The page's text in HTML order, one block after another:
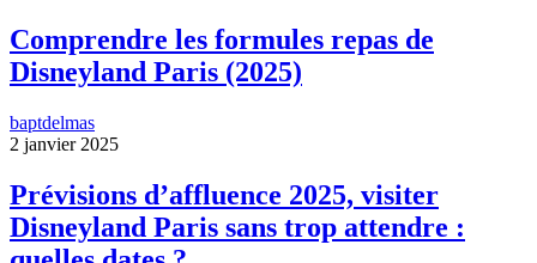
Comprendre les formules repas de
Disneyland Paris (2025)
baptdelmas
2 janvier 2025
Prévisions d’affluence 2025, visiter
Disneyland Paris sans trop attendre :